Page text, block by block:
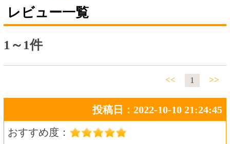
知り合いに、お中元・お歳暮に贈り、大変喜
ばれています。年の瀬が近づくと送る準備を
北海道とうきびギフト